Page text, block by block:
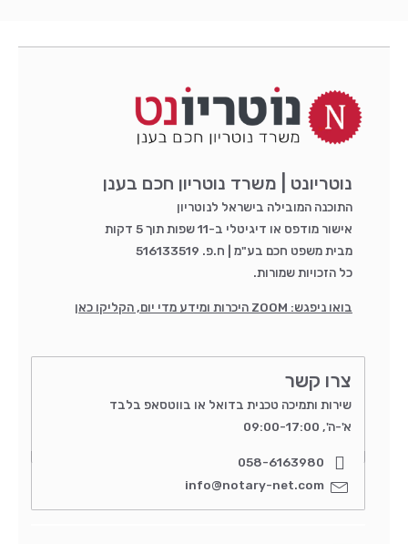
נוטריונט | משרד נוטריון חכם בענן
התוכנה המובילה בישראל לנוטריון
אישור מודפס או דיגיטלי ב-11 שפות תוך 5 דקות
מבית משפט חכם בע"מ | ח.פ. 516133519
כל הזכויות שמורות.
בואו ניפגש: ZOOM היכרות ומידע מדי יום, הקליקו כאן
צרו קשר
שירות ותמיכה טכנית בדואל או בווטסאפ בלבד
א'-ה', 09:00-17:00
058-6163980
info@notary-net.com